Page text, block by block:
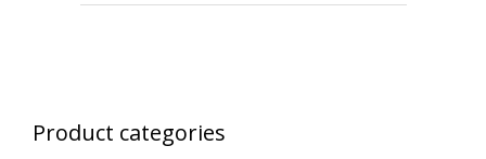
u
Product categories